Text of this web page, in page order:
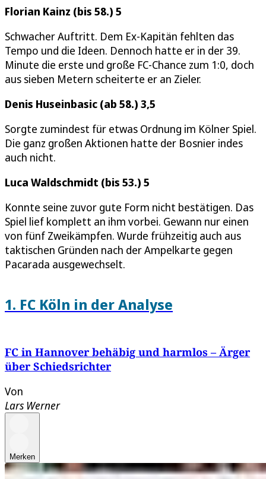
Florian Kainz (bis 58.) 5
Schwacher Auftritt. Dem Ex-Kapitän fehlten das
Tempo und die Ideen. Dennoch hatte er in der 39.
Minute die erste und große FC-Chance zum 1:0, doch
aus sieben Metern scheiterte er an Zieler.
Denis Huseinbasic (ab 58.) 3,5
Sorgte zumindest für etwas Ordnung im Kölner Spiel.
Die ganz großen Aktionen hatte der Bosnier indes
auch nicht.
Luca Waldschmidt (bis 53.) 5
Konnte seine zuvor gute Form nicht bestätigen. Das
Spiel lief komplett an ihm vorbei. Gewann nur einen
von fünf Zweikämpfen. Wurde frühzeitig auch aus
taktischen Gründen nach der Ampelkarte gegen
Pacarada ausgewechselt.
1. FC Köln in der Analyse
FC in Hannover behäbig und harmlos – Ärger
über Schiedsrichter
Von
Lars Werner
Merken